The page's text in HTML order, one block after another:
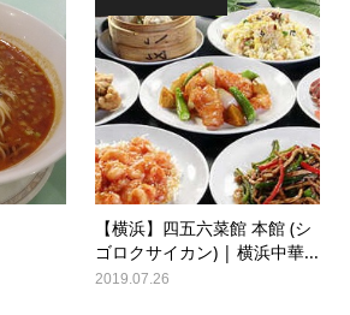
【横浜】四五六菜館 本館 (シ
ゴロクサイカン) | 横浜中華...
2019.07.26